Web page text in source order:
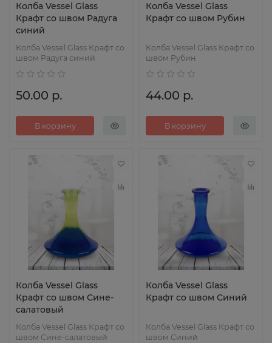
Колба Vessel Glass
Крафт со швом Радуга
синий
Колба Vessel Glass Крафт со
швом Радуга синий
50.00 р.
В корзину
Колба Vessel Glass
Крафт со швом Рубин
Колба Vessel Glass Крафт со
швом Рубин
44.00 р.
В корзину
Колба Vessel Glass
Крафт со швом Сине-
салатовый
Колба Vessel Glass Крафт со
швом Сине-салатовый
Колба Vessel Glass
Крафт со швом Синий
Колба Vessel Glass Крафт со
швом Синий